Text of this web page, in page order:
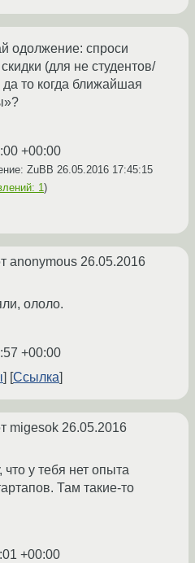
одолжение: спроси
(для не студентов/
да то когда ближайшая
+00:00
ZuBB 26.05.2016 17:45:15
1)
anonymous 26.05.2016
ололо.
+00:00
Ссылка
migesok 26.05.2016
у тебя нет опыта
Там такие-то
+00:00